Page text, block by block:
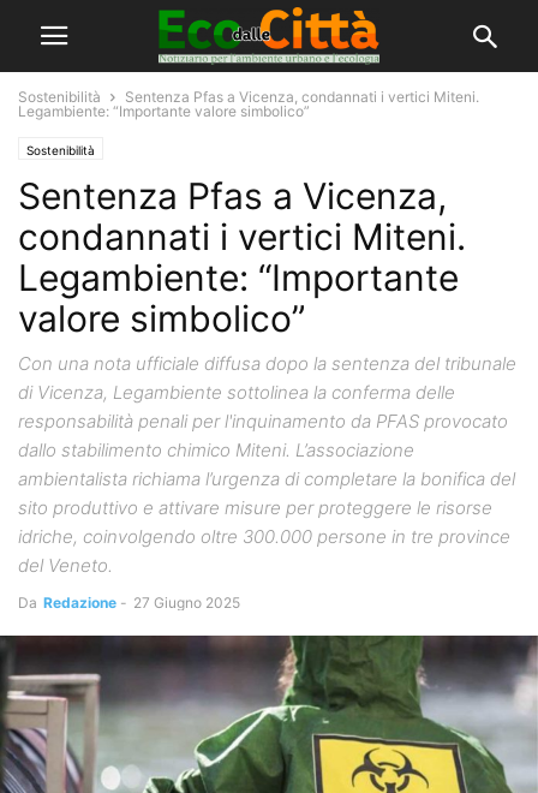
Sostenibilità
Sentenza Pfas a Vicenza, condannati i vertici Miteni.
Legambiente: “Importante valore simbolico”
Sostenibilità
Sentenza Pfas a Vicenza,
condannati i vertici Miteni.
Legambiente: “Importante
valore simbolico”
Con una nota ufficiale diffusa dopo la sentenza del tribunale
di Vicenza, Legambiente sottolinea la conferma delle
responsabilità penali per l'inquinamento da PFAS provocato
dallo stabilimento chimico Miteni. L’associazione
ambientalista richiama l’urgenza di completare la bonifica del
sito produttivo e attivare misure per proteggere le risorse
idriche, coinvolgendo oltre 300.000 persone in tre province
del Veneto.
Da Redazione - 27 Giugno 2025